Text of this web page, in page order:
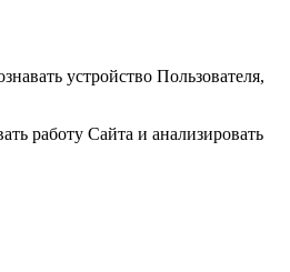
устройство Пользователя,
работу Сайта и анализировать